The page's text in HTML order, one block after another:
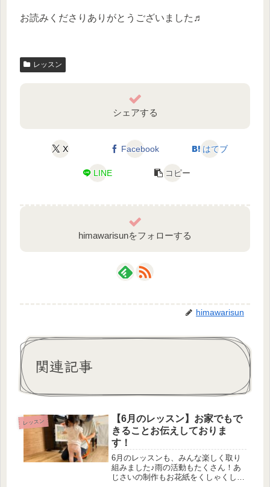
お読みくださりありがとうございました♬
レッスン
シェアする
X Facebook はてブ
LINE コピー
himawarisunをフォローする
himawarisun
関連記事
レッスン
【6月のレッスン】お家でもで
きることお伝えしておりま
す！
6月のレッスンも、みんな楽しく取り
組みました♪雨の活動もたくさん！あ
じさいの制作もお花紙をくしゃくしゃ